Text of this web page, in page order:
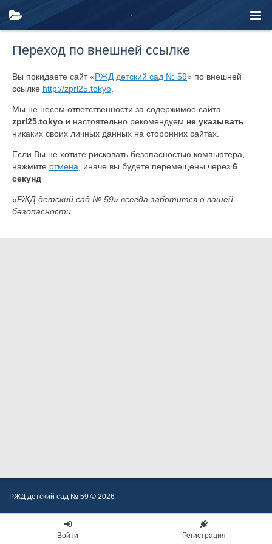
Переход по внешней ссылке
Вы покидаете сайт «РЖД детский сад № 59» по внешней
ссылке http://zprl25.tokyo
Мы не несем ответственности за содержимое сайта
zprl25.tokyo и настоятельно рекомендуем не указывать
никаких своих личных данных на сторонних сайтах.
Если Вы не хотите рисковать безопасностью компьютера,
нажмите отмена , иначе вы будете перемещены через 6
секунд
«РЖД детский сад № 59» всегда заботится о вашей
безопасности.
РЖД детский сад № 59 © 2026
Войти Регистрация